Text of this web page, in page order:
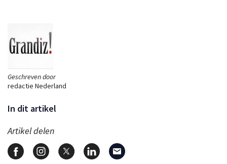
Geschreven door
redactie Nederland
In dit artikel
Artikel delen